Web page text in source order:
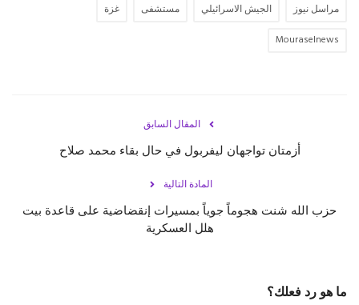
مراسل نيوز الجيش الاسرائيلي مستشفى
غزة
Mouraselnews
المقال السابق
أزمتان تواجهان ليفربول في حال بقاء محمد صلاح
المادة التالية
حزب الله شنت هجوماً جوياً بمسيرات إنقضاضية على قاعدة ‏بيت
هلل العسكرية
ما هو رد فعلك؟